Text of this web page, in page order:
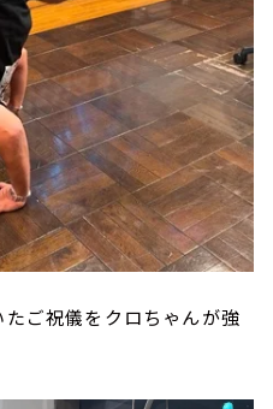
ご祝儀をクロちゃんが強